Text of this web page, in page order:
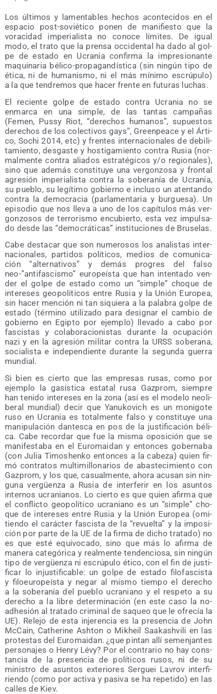
Los últi­mos y lamen­ta­bles hechos acon­te­ci­dos en el
espa­cio post-sovié­ti­co ponen de mani­fies­to que la
vora­ci­dad impe­ria­lis­ta no cono­ce lími­tes. De igual
modo, el tra­to que la pren­sa occi­den­tal ha dado al gol­
pe de esta­do en Ucra­nia con­fir­ma la impre­sio­nan­te
maqui­na­ria béli­co-pro­pa­gan­dís­ti­ca (sin nin­gún tipo de
éti­ca, ni de huma­nis­mo, ni el más míni­mo escrú­pu­lo)
a la que ten­dre­mos que hacer fren­te en futu­ras luchas.
El recien­te gol­pe de esta­do con­tra Ucra­nia no se
enmar­ca en una sim­ple, de las tan­tas cam­pa­ñas
(Femen, Pussy Riot, “dere­chos huma­nos”, supues­tos
dere­chos de los colec­ti­vos gays”, Green­pea­ce y el Árti­
co, Sochi 2014, etc) y fren­tes inter­na­cio­na­les de debi­li­
ta­mien­to, des­gas­te y hos­ti­ga­mien­to con­tra Rusia (nor­
mal­men­te con­tra alia­dos estra­té­gi­cos y/​o regio­na­les),
sino que ade­más cons­ti­tu­ye una ver­gon­zo­sa y fron­tal
agre­sión impe­ria­lis­ta con­tra la sobe­ra­nía de Ucra­nia,
su pue­blo, su legí­ti­mo gobierno e inclu­so un aten­tan­do
con­tra la demo­cra­cia (par­la­men­ta­ria y bur­gue­sa). Un
epi­so­dio que nos lle­va a uno de los capí­tu­los más ver­
gon­zo­sos de terro­ris­mo encu­bier­to, esta vez impul­sa­
do des­de las “demo­crá­ti­cas” ins­ti­tu­cio­nes de Bruselas.
Cabe des­ta­car que son nume­ro­sos los ana­lis­tas inter­
na­cio­na­les, par­ti­dos polí­ti­cos, medios de comu­ni­ca­
ción “alter­na­ti­vos” y demás pro­gres del fal­so
neo-”antifascismo” euro­peís­ta que han inten­ta­do ven­
der el gol­pe de esta­do como un “sim­ple” cho­que de
intere­ses geo­po­lí­ti­cos entre Rusia y la Unión Euro­pea,
sin hacer men­ción ni tan siquie­ra a la pala­bra gol­pe de
esta­do (tér­mino uti­li­za­do para desig­nar el cam­bio de
gobierno en Egip­to por ejem­plo) lle­va­do a cabo por
fas­cis­tas y cola­bo­ra­cio­nis­tas duran­te la ocu­pa­ción
nazi y en la agre­sión mili­tar con­tra la URSS sobe­ra­na,
socia­lis­ta e inde­pen­dien­te duran­te la segun­da gue­rra
mundial.
Si bien es cier­to que las empre­sas rusas, como por
ejem­plo la gasís­ti­ca esta­tal rusa Gaz­prom, siem­pre
han teni­do intere­ses en la zona (así es el mode­lo neo­li­
be­ral mun­dial) decir que Yanu­ko­vich es un moni­go­te
ruso en Ucra­nia es total­men­te fal­so y cons­ti­tu­ye una
mani­pu­la­ción dan­tes­ca en pos de la jus­ti­fi­ca­ción béli­
ca. Cabe recor­dar que fue la mis­ma opo­si­ción que se
mani­fes­ta­ba en el Euro­mai­dan y enton­ces gober­na­ba
(con Julia Timoshen­ko enton­ces a la cabe­za) quien fir­
mó con­tra­tos mul­ti­mi­llo­na­rios de abas­te­ci­mien­to con
Gaz­prom, y los que, casual­men­te, aho­ra acu­san sin nin­
gu­na ver­güen­za a Rusia de inter­fe­rir en los asun­tos
inter­nos ucra­nia­nos. Lo cier­to es que quien afir­ma que
el con­flic­to geo­po­lí­ti­co ucra­niano es un “sim­ple” cho­
que de intere­ses entre Rusia y la Unión Euro­pea (omi­
tien­do el carác­ter fas­cis­ta de la “revuel­ta” y la impo­si­
ción por par­te de la UE de la fir­ma de dicho tra­ta­do) no
es que esté equi­vo­ca­do, sino que más lo afir­ma de
mane­ra cate­gó­ri­ca y real­men­te ten­den­cio­sa, sin nin­gún
tipo de ver­güen­za ni escrú­pu­lo éti­co, con el fin de jus­ti­
fi­car lo injus­ti­fi­ca­ble: un gol­pe de esta­do filo­fas­cis­ta
y filo­euro­peís­ta y negar al mis­mo tiem­po el dere­cho
a la sobe­ra­nía del pue­blo ucra­niano y el res­pe­to a su
dere­cho a la libre deter­mi­na­ción (en este caso la no-
adhe­sión al tra­ta­do cri­mi­nal de saqueo que le ofre­cía la
UE). Rele­jo de esta inje­ren­cia es la pre­sen­cia de John
McCain, Cathe­ri­ne Ash­ton o Mikheil Saa­kash­vi­li en las
pro­tes­tas del Euro­mai­dan. ¿que pin­tan allí semen­jan­tes
per­so­na­jes o Henry Lévy? Por el con­tra­rio no hay cons­
tan­cia de la pre­sen­cia de polí­ti­cos rusos, ni de su
minis­tro de asun­tos exte­rio­res Ser­guei Lavrov inter­fi­
rien­do (como por acti­va y pasi­va se ha repe­ti­do) en las
calles de Kiev.